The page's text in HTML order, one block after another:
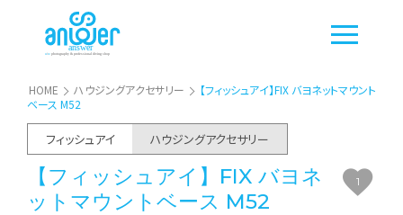
HOME ハウジングアクセサリー
【フィッシュアイ】FIX バヨネットマウント
ベース M52
フィッシュアイ ハウジングアクセサリー
【フィッシュアイ】FIX バヨネ
ットマウントベース M52
1